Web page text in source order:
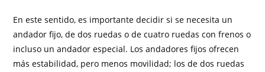
En este sentido, es importante decidir si se necesita un
andador fijo, de dos ruedas o de cuatro ruedas con frenos o
incluso un andador especial. Los andadores fijos ofrecen
más estabilidad, pero menos movilidad; los de dos ruedas